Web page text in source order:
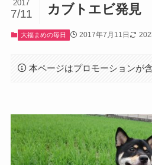
カブトエビ発見
2017
7/11
大福まめの毎日 2017年7月11日
本ページはプロモーションが